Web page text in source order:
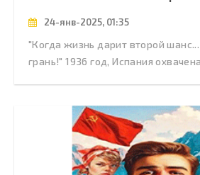
24-янв-2025, 01:35
"Когда жизнь дарит второй шанс...
грань!" 1936 год, Испания